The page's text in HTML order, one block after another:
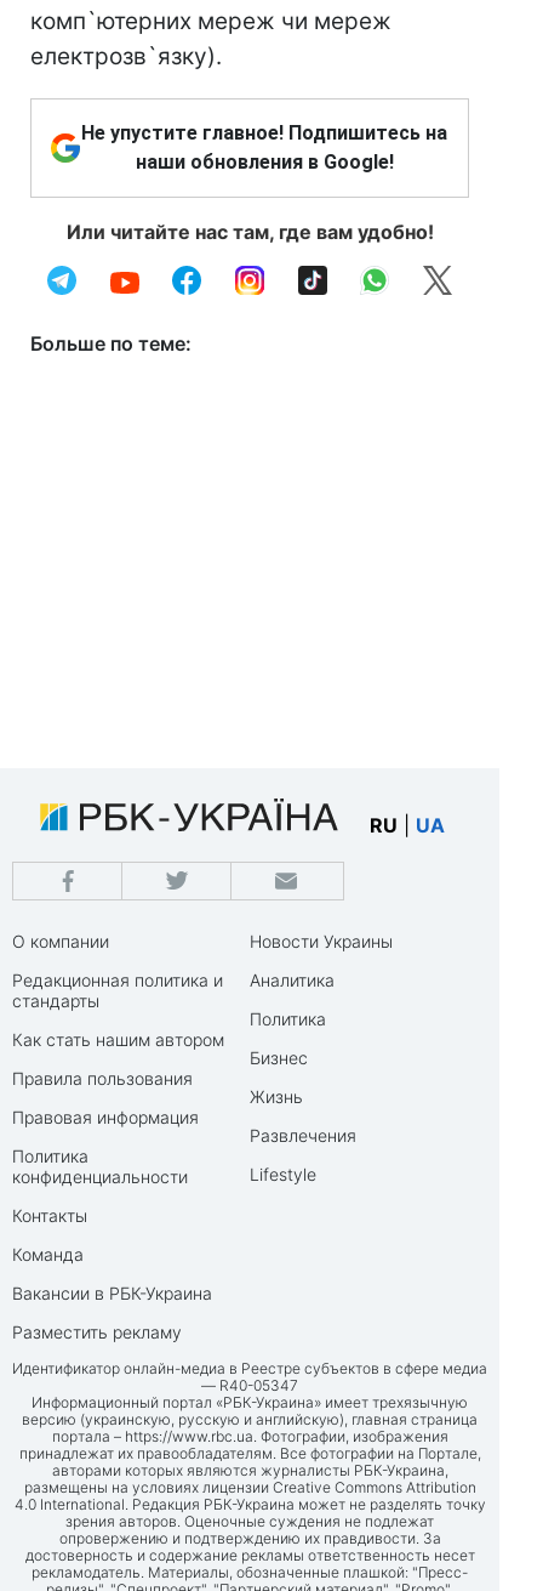
комп`ютерних мереж чи мереж
електрозв`язку).
Не упустите главное! Подпишитесь на
наши обновления в Google!
Или читайте нас там, где вам удобно!
Больше по теме:
RU UA
О компании
Редакционная политика и
стандарты
Как стать нашим автором
Правила пользования
Правовая информация
Политика
конфиденциальности
Контакты
Команда
Вакансии в РБК-Украина
Разместить рекламу
Новости Украины
Аналитика
Политика
Бизнес
Жизнь
Развлечения
Lifestyle
Идентификатор онлайн-медиа в Реестре субъектов в сфере медиа
— R40-05347
Информационный портал «РБК-Украина» имеет трехязычную
версию (украинскую, русскую и английскую), главная страница
портала – https://www.rbc.ua. Фотографии, изображения
принадлежат их правообладателям. Все фотографии на Портале,
авторами которых являются журналисты РБК-Украина,
размещены на условиях лицензии Creative Commons Attribution
4.0 International. Редакция РБК-Украина может не разделять точку
зрения авторов. Оценочные суждения не подлежат
опровержению и подтверждению их правдивости. За
достоверность и содержание рекламы ответственность несет
рекламодатель. Материалы, обозначенные плашкой: "Пресс-